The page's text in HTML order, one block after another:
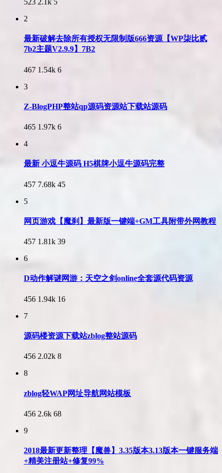
523 2.1k 5
2
最新破解去除所有授权无限制版666资源【WP柒比贰
7b2主题V2.9.9】7B2
467 1.54k 6
3
Z-BlogPHP整站qp源码资源站下载站源码
465 1.97k 6
4
最新 小逗牛源码 H5棋牌小逗牛源码完整
457 7.68k 45
5
网页游戏【魔刹】最新版一键端+GM工具附带外网教程
457 1.81k 39
6
D动作解谜网游：天空之剑online全套源代码资源
456 1.94k 16
7
源码楼资源下载站zblog整站源码
456 2.02k 8
8
zblog轻WAP网址导航网站模板
456 2.6k 68
9
2018最新更新整理【魔兽】3.35版本3.13版本一键服务端
+精美注册站+修复99%